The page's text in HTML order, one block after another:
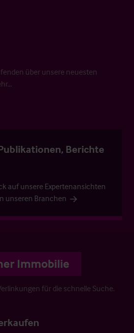
über unsere neuesten
Berichte
auf unsere Expertenansichten
unseren Branchen
Immobilie
für die schnelle Suche.